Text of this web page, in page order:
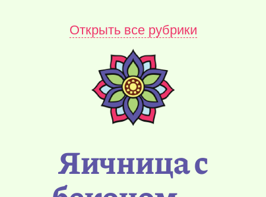
Открыть все рубрики
Яичница с